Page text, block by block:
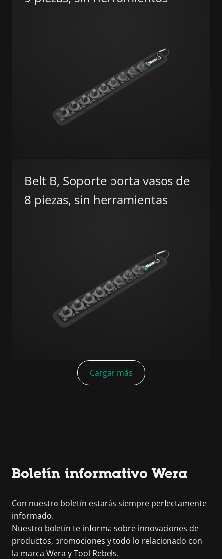
Belt B, Soporte porta vasos de
8 piezas, sin herramientas
Cargar más
Boletín informativo Wera
Con nuestro boletín estarás siempre perfectamente
informado.
Nuestro boletín te informa sobre innovaciones de
productos, promociones y todo lo relacionado con
la marca Wera y Tool Rebels.